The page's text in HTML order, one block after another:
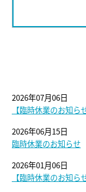
2026年07月06日
【臨時休業のお知ら
2026年06月15日
臨時休業のお知らせ
2026年01月06日
【臨時休業のお知ら